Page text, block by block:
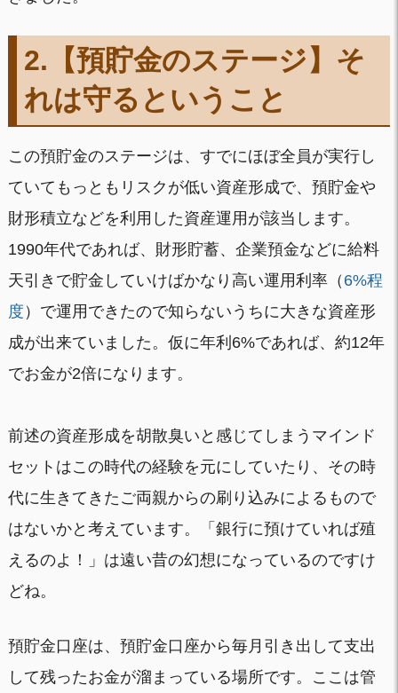
2.【預貯金のステージ】 そ
れは守るということ
この預貯金のステージは、すでにほぼ全員が実行し
ていてもっともリスクが低い資産形成で、預貯金や
財形積立などを利用した資産運用が該当します。
1990年代であれば、財形貯蓄、企業預金などに給料
天引きで貯金していけばかなり高い運用利率（ 6%程
度 ）で運用できたので知らないうちに大きな資産形
成が出来ていました。仮に年利6%であれば、約12年
でお金が2倍になります。
前述の資産形成を胡散臭いと感じてしまうマインド
セットはこの時代の経験を元にしていたり、その時
代に生きてきたご両親からの刷り込みによるもので
はないかと考えています。「銀行に預けていれば殖
えるのよ！」は遠い昔の幻想になっているのですけ
どね。
預貯金口座は、預貯金口座から毎月引き出して支出
して残ったお金が溜まっている場所です。ここは管